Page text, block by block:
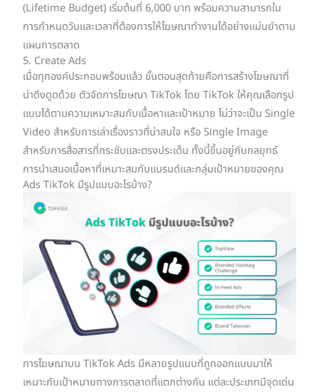
(Lifetime Budget) เริ่มต้นที่ 6,000 บาท พร้อมความสามารถใน
การกำหนดวันและเวลาที่ต้องการให้โฆษณาทำงานได้อย่างแม่นยำตาม
แผนการตลาด
5. Create Ads
เมื่อทุกองค์ประกอบพร้อมแล้ว ขั้นตอนสุดท้ายคือการสร้างโฆษณาที่
น่าดึงดูดด้วย ตัวจัดการโฆษณา TikTok โดย TikTok ให้คุณเลือกรูป
แบบได้ตามความเหมาะสมกับเนื้อหาและเป้าหมาย ไม่ว่าจะเป็น Single
Video สำหรับการเล่าเรื่องราวที่น่าสนใจ หรือ Single Image
สำหรับการสื่อสารที่กระชับและตรงประเด็น ทั้งนี้ขึ้นอยู่กับกลยุทธ์
การนำเสนอเนื้อหาที่เหมาะสมกับแบรนด์และกลุ่มเป้าหมายของคุณ
Ads TikTok มีรูปแบบอะไรบ้าง?
การโฆษณาบน TikTok Ads มีหลายรูปแบบที่ถูกออกแบบมาให้
เหมาะกับเป้าหมายทางการตลาดที่แตกต่างกัน แต่ละประเภทมีจุดเด่น